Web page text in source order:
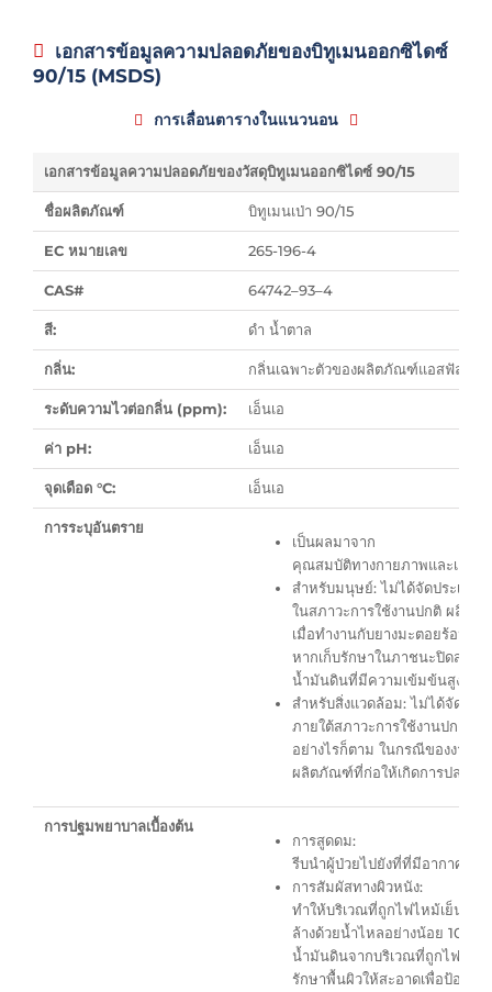
เอกสารข้อมูลความปลอดภัยของบิทูเมนออกซิไดซ์
90/15 (MSDS)
การเลื่อนตารางในแนวนอน
เอกสารข้อมูลความปลอดภัยของวัสดุบิทูเมนออกซิไดซ์ 90/15
ชื่อผลิตภัณฑ์ บิทูเมนเป่า 90/15
EC หมายเลข 265-196-4
CAS# 64742–93–4
สี: ดำ น้ำตาล
กลิ่น: กลิ่นเฉพาะตัวของผลิตภัณฑ์แอสฟัลต์
ระดับความไวต่อกลิ่น (ppm): เอ็นเอ
ค่า pH: เอ็นเอ
จุดเดือด °C: เอ็นเอ
การระบุอันตราย
เป็นผลมาจาก
คุณสมบัติทางกายภาพและเคมี:
สำหรับมนุษย์: ไม่ได้จัดประเภท
ในสภาวะการใช้งานปกติ ผลิตภั
เมื่อทำงานกับยางมะตอยร้อน ต้
หากเก็บรักษาในภาชนะปิดสนิท
น้ำมันดินที่มีความเข้มข้นสูงถึงร
สำหรับสิ่งแวดล้อม: ไม่ได้จัดประ
ภายใต้สภาวะการใช้งานปกติ ส
อย่างไรก็ตาม ในกรณีของงานก่
ผลิตภัณฑ์ที่ก่อให้เกิดการปล่อยไ
การปฐมพยาบาลเบื้องต้น
การสูดดม:
รีบนำผู้ป่วยไปยังที่ที่มีอากาศถ่า
การสัมผัสทางผิวหนัง:
ทำให้บริเวณที่ถูกไฟไหม้เย็นลงโ
ล้างด้วยน้ำไหลอย่างน้อย 10 นา
น้ำมันดินจากบริเวณที่ถูกไฟไหม้
รักษาพื้นผิวให้สะอาดเพื่อป้องกั